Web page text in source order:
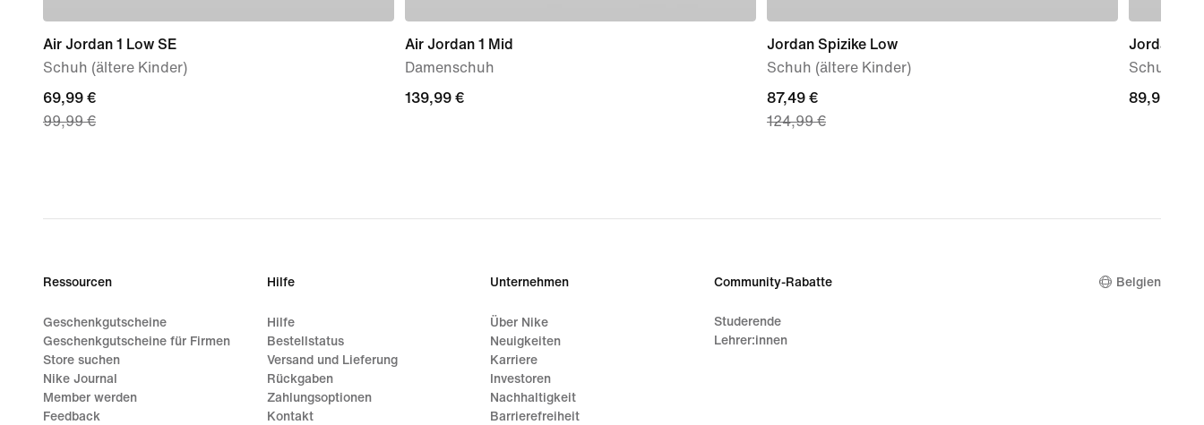
Air Jordan 1 Low SE
Schuh (ältere Kinder)
current
price
99,99 €
69,99 €
99,99 €
Air Jordan 1 Mid
Damenschuh
139,99 €
139,99 €
Jordan Spizike Low
Schuh (ältere Kinder)
current
price
124,99 €
87,49 €
124,99 €
Jordan 4
Schuh
89,99 €
89,99 €
Ressourcen
Geschenkgutscheine
Geschenkgutscheine für Firmen
Store suchen
Nike Journal
Member werden
Feedback
Hilfe
Hilfe
Bestellstatus
Versand und Lieferung
Rückgaben
Zahlungsoptionen
Kontakt
Unternehmen
Über Nike
Neuigkeiten
Karriere
Investoren
Nachhaltigkeit
Barrierefreiheit
Community-Rabatte
Studerende
Lehrer:innen
Belgien